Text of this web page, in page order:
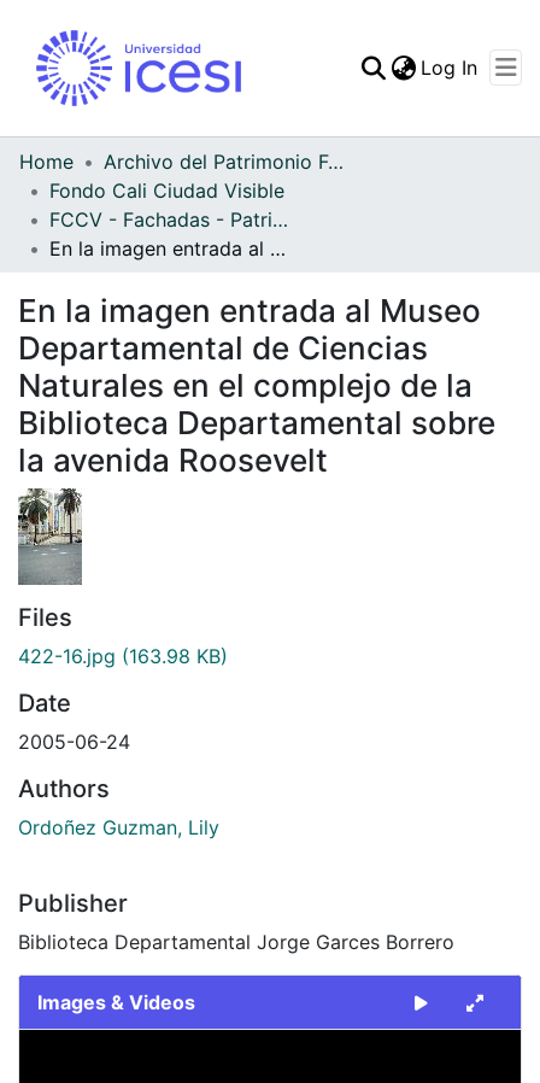
Log In
Home
Archivo del Patrimonio Fotográfico y Fílmico del Valle del Cauca
Fondo Cali Ciudad Visible
FCCV - Fachadas - Patrimonial
En la imagen entrada al Museo Departamental de Ciencias Naturales en el complejo de la Biblioteca Departamental sobre la avenida Roosevelt
En la imagen entrada al Museo
Departamental de Ciencias
Naturales en el complejo de la
Biblioteca Departamental sobre
la avenida Roosevelt
Files
422-16.jpg (163.98 KB)
Date
2005-06-24
Authors
Ordoñez Guzman, Lily
Publisher
Biblioteca Departamental Jorge Garces Borrero
Images & Videos